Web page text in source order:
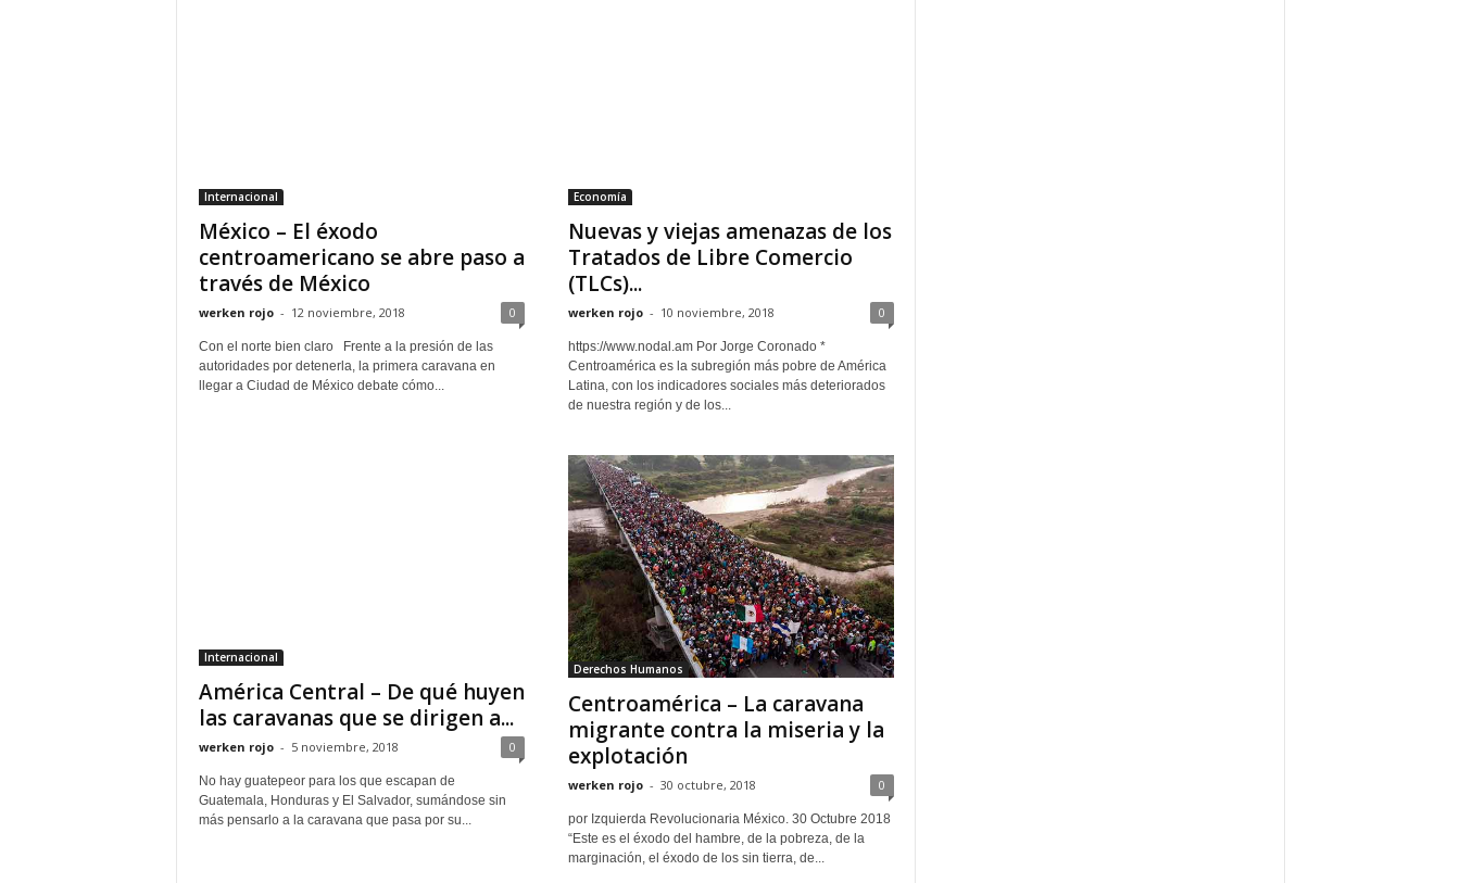
Internacional
México – El éxodo
centroamericano se abre paso a
través de México
werken rojo - 12 noviembre, 2018 0
Con el norte bien claro Frente a la presión de las
autoridades por detenerla, la primera caravana en
llegar a Ciudad de México debate cómo...
Economía
Nuevas y viejas amenazas de los
Tratados de Libre Comercio
(TLCs)...
werken rojo - 10 noviembre, 2018 0
https://www.nodal.am Por Jorge Coronado *
Centroamérica es la subregión más pobre de América
Latina, con los indicadores sociales más deteriorados
de nuestra región y de los...
Internacional
América Central – De qué huyen
las caravanas que se dirigen a...
werken rojo - 5 noviembre, 2018 0
No hay guatepeor para los que escapan de
Guatemala, Honduras y El Salvador, sumándose sin
más pensarlo a la caravana que pasa por su...
Derechos Humanos
Centroamérica – La caravana
migrante contra la miseria y la
explotación
werken rojo - 30 octubre, 2018 0
por Izquierda Revolucionaria México. 30 Octubre 2018
“Este es el éxodo del hambre, de la pobreza, de la
marginación, el éxodo de los sin tierra, de...